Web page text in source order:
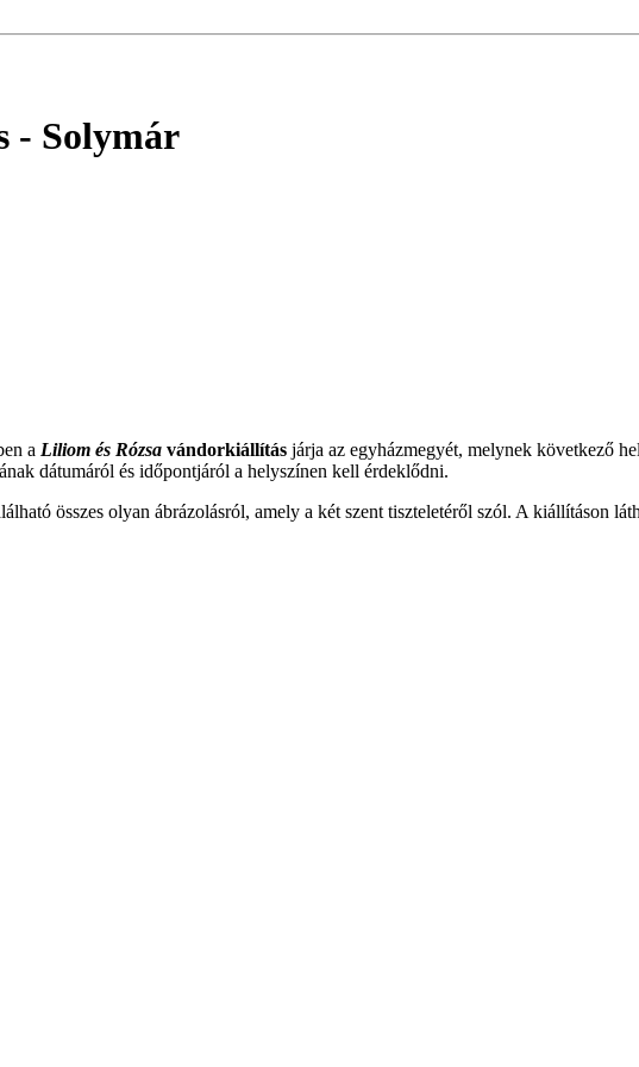
- Solymár
a Liliom és Rózsa vándorkiállítás járja az egyházmegyét, melynek következő
dátumáról és időpontjáról a helyszínen kell érdeklődni.
összes olyan ábrázolásról, amely a két szent tiszteletéről szól. A kiállításon